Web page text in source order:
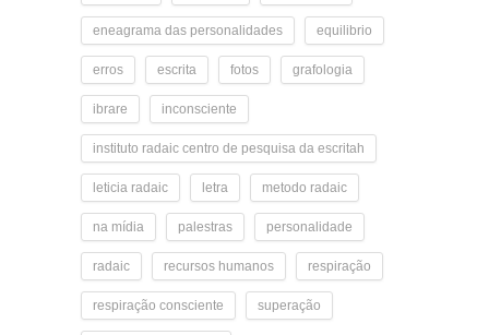
eneagrama das personalidades equilibrio
erros escrita fotos grafologia
ibrare inconsciente
instituto radaic centro de pesquisa da escritah
leticia radaic letra metodo radaic
na mídia palestras personalidade
radaic recursos humanos respiração
respiração consciente superação